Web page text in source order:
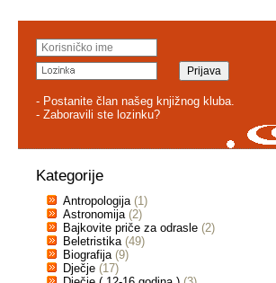
- Postanite član našeg knjižnog kluba.
- Zaboravili ste lozinku?
Kategorije
Antropologija (1)
Astronomija (2)
Bajkovite priče za odrasle (2)
Beletristika (49)
Biografija (9)
Dječje (17)